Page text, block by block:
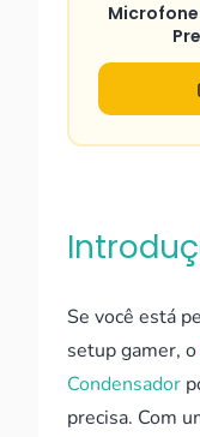
Microfone
Se você está
setup gamer, o
Condensador
precisa. Com